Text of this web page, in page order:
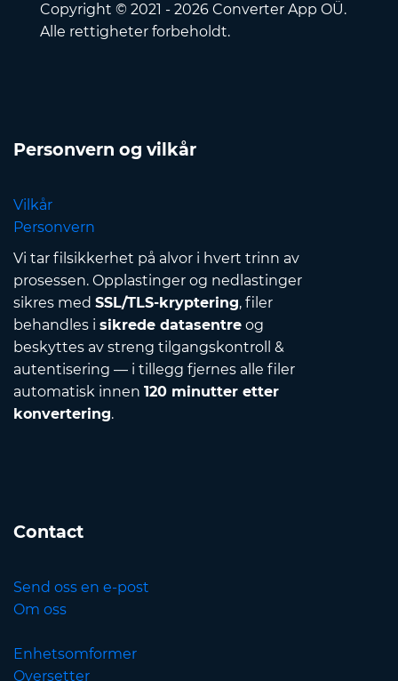
Copyright © 2021 - 2026 Converter App OÜ.
Alle rettigheter forbeholdt.
Personvern og vilkår
Vilkår
Personvern
Vi tar filsikkerhet på alvor i hvert trinn av
prosessen. Opplastinger og nedlastinger
sikres med SSL/TLS-kryptering, filer
behandles i sikrede datasentre og
beskyttes av streng tilgangskontroll &
autentisering — i tillegg fjernes alle filer
automatisk innen 120 minutter etter
konvertering.
Contact
Send oss en e-post
Om oss
Enhetsomformer
Oversetter